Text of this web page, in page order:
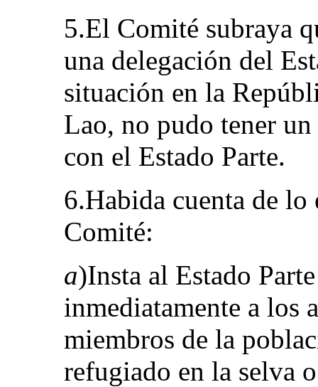
5.El Comité subraya
una delegación del
situación en la
Lao, no pudo tener
con el Estado Parte.
6.Habida cuenta de lo
Comité:
a)Insta al Estado
inmediatamente a los
miembros de la
refugiado en la selva